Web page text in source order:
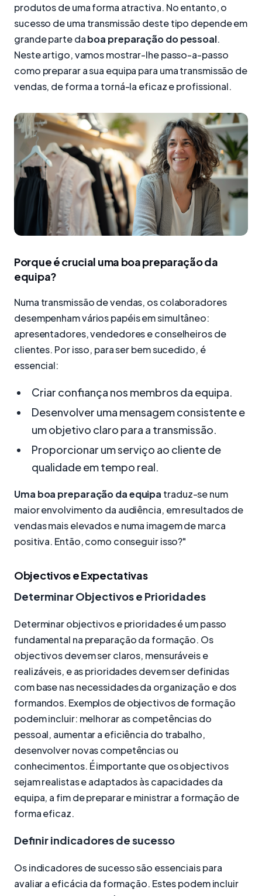
produtos de uma forma atractiva. No entanto, o
sucesso de uma transmissão deste tipo depende em
grande parte daboa preparação do pessoal.
Neste artigo, vamos mostrar-lhe passo-a-passo
como preparar a sua equipa para uma transmissão de
vendas, de forma a torná-la eficaz e profissional.
Porque é crucial uma boa preparação da
equipa?
Numa transmissão de vendas, os colaboradores
desempenham vários papéis em simultâneo:
apresentadores, vendedores e conselheiros de
clientes. Por isso, para ser bem sucedido, é
essencial:
Criar confiança nos membros da equipa.
Desenvolver uma mensagem consistente e
um objetivo claro para a transmissão.
Proporcionar um serviço ao cliente de
qualidade em tempo real.
Uma boa preparação da equipa traduz-se num
maior envolvimento da audiência, em resultados de
vendas mais elevados e numa imagem de marca
positiva. Então, como conseguir isso?"
Objectivos e Expectativas
Determinar Objectivos e Prioridades
Determinar objectivos e prioridades é um passo
fundamental na preparação da formação. Os
objectivos devem ser claros, mensuráveis e
realizáveis, e as prioridades devem ser definidas
com base nas necessidades da organização e dos
formandos. Exemplos de objectivos de formação
podem incluir: melhorar as competências do
pessoal, aumentar a eficiência do trabalho,
desenvolver novas competências ou
conhecimentos. É importante que os objectivos
sejam realistas e adaptados às capacidades da
equipa, a fim de preparar e ministrar a formação de
forma eficaz.
Definir indicadores de sucesso
Os indicadores de sucesso são essenciais para
avaliar a eficácia da formação. Estes podem incluir